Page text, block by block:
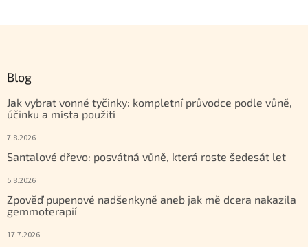
Blog
Jak vybrat vonné tyčinky: kompletní průvodce podle vůně,
účinku a místa použití
7.8.2026
Santalové dřevo: posvátná vůně, která roste šedesát let
5.8.2026
Zpověď pupenové nadšenkyně aneb jak mě dcera nakazila
gemmoterapií
17.7.2026